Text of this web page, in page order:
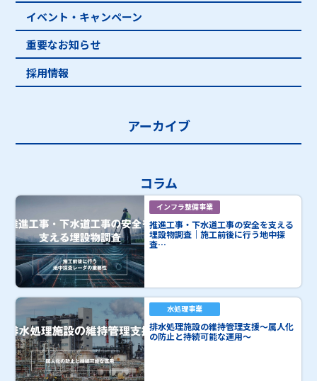
イベント・キャンペーン
重要なお知らせ
採用情報
アーカイブ
コラム
インフラ整備事業
推進工事・下水道工事の安全を支える
埋設物調査｜施工前後に行う地中探
査…
水処理事業
排水処理施設の維持管理支援～属人化
の防止と持続可能な運用～